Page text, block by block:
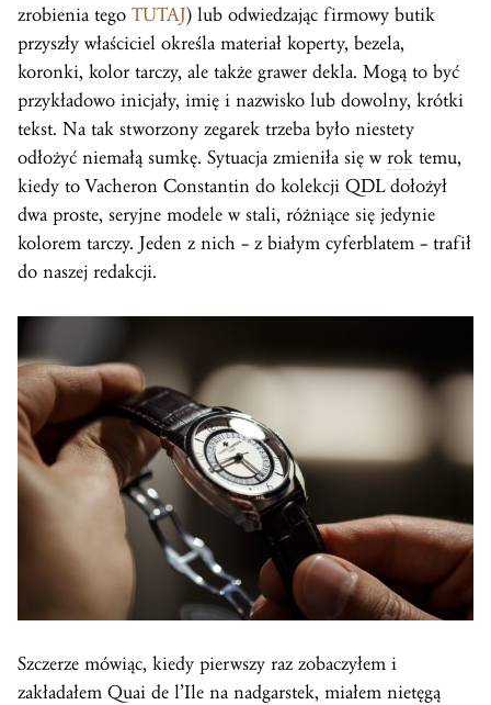
zrobienia tego TUTAJ) lub odwiedzając firmowy butik
przyszły właściciel określa materiał koperty, bezela,
koronki, kolor tarczy, ale także grawer dekla. Mogą to być
przykładowo inicjały, imię i nazwisko lub dowolny, krótki
tekst. Na tak stworzony zegarek trzeba było niestety
odłożyć niemałą sumkę. Sytuacja zmieniła się wrok temu,
kiedy to Vacheron Constantin do kolekcji QDL dołożył
dwa proste, seryjne modele w stali, różniące się jedynie
kolorem tarczy. Jeden z nich – z białym cyferblatem – trafił
do naszej redakcji.
Szczerze mówiąc, kiedy pierwszy raz zobaczyłem i
zakładałem Quai de l’Ile na nadgarstek, miałem nietęgą